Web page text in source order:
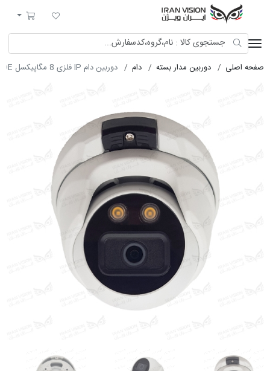
لیست مورد علاقه
سبد خرید
صفحه اصلی دوربین مدار بسته دام دوربین دام IP فلزی 8 مگاپیکسل POE با لنز 4 دارک شب رنگی میکروفون داخلی